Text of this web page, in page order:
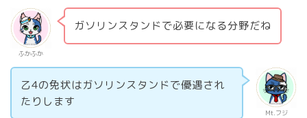
ふかふか
ガソリンスタンドで必要になる分野だね
Mt.フジ
乙4の免状はガソリンスタンドで優遇され
たりします